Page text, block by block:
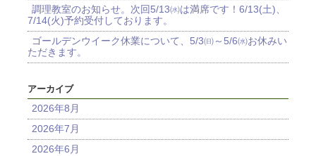
調理教室のお知らせ。次回5/13㈬は満席です！6/13(土)、
7/14(火)予約受付しております。
ゴールデンウイーク休業について、5/3㈰～5/6㈬お休みい
ただきます。
アーカイブ
2026年8月
2026年7月
2026年6月